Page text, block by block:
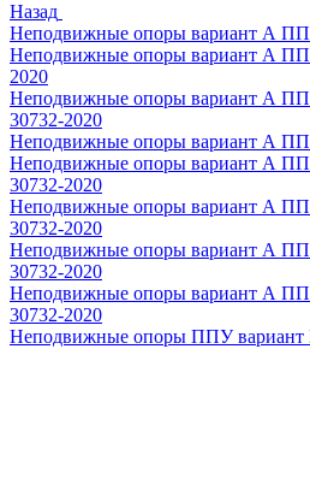
Назад
Неподвижные опоры вариант А
Неподвижные опоры вариант А
2020
Неподвижные опоры вариант А
30732-2020
Неподвижные опоры вариант А
Неподвижные опоры вариант А
30732-2020
Неподвижные опоры вариант А
30732-2020
Неподвижные опоры вариант А
30732-2020
Неподвижные опоры вариант А
30732-2020
Неподвижные опоры ППУ вариант